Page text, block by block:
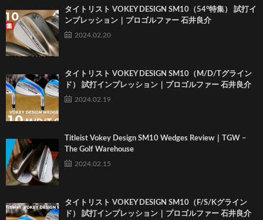
タイトリスト VOKEY DESIGN SM10（54°特集） 試打イ
ンプレッション｜プロゴルファー 石井良介
2024.02.20
タイトリスト VOKEY DESIGN SM10（M/D/Tグライン
ド） 試打インプレッション｜プロゴルファー 石井良介
2024.02.19
Titleist Vokey Design SM10 Wedges Review｜TGW –
The Golf Warehouse
2024.02.15
タイトリスト VOKEY DESIGN SM10（F/S/Kグライン
ド） 試打インプレッション｜プロゴルファー 石井良介